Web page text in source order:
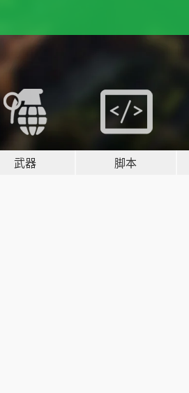
武器 脚本